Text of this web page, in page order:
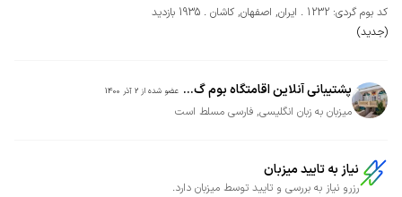
کد بوم گردی: 1232 ایران, اصفهان, کاشان
1935 بازدید
(جدید)
پشتیبانی آنلاین اقامتگاه بوم گ... عضو شده از 2 آذر 1400
میزبان به زبان انگلیسی, فارسی مسلط است
نیاز به تایید میزبان
رزرو نیاز به بررسی و تایید توسط میزبان دارد.